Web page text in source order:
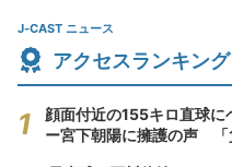
J-CAST ニュース
アクセスランキング
顔面付近の155キロ直球に
ー宮下朝陽に擁護の声 「